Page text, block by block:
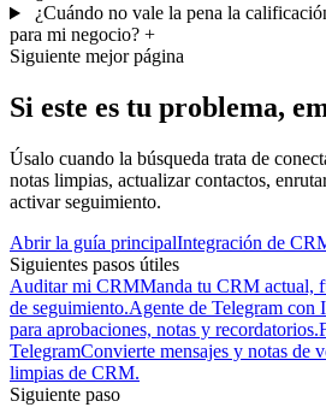
¿Cuándo no vale la pena la
para mi negocio? +
Siguiente mejor página
Si este es tu problema,
Úsalo cuando la búsqueda trata de
notas limpias, actualizar contactos,
activar seguimiento.
Abrir la guía principalIntegración de
Siguientes pasos útiles
Auditar mi CRMManda tu CRM actual,
de seguimiento.Agente de Telegram con
para aprobaciones, notas y recordatorios.
TelegramConvierte mensajes y notas de
limpias de CRM.
Siguiente paso